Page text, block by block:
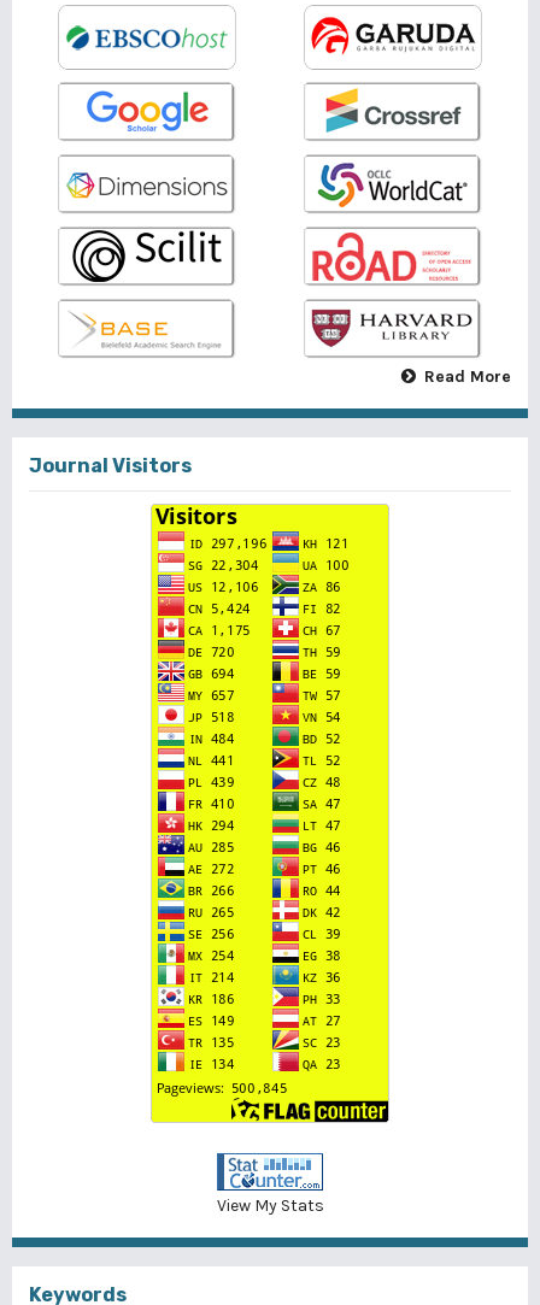
Read More
Journal Visitors
View My Stats
Keywords